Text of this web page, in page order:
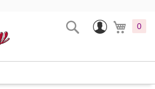
0
Промени
Search